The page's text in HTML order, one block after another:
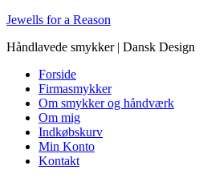
Jewells for a Reason
Håndlavede smykker | Dansk Design
Forside
Firmasmykker
Om smykker og håndværk
Om mig
Indkøbskurv
Min Konto
Kontakt